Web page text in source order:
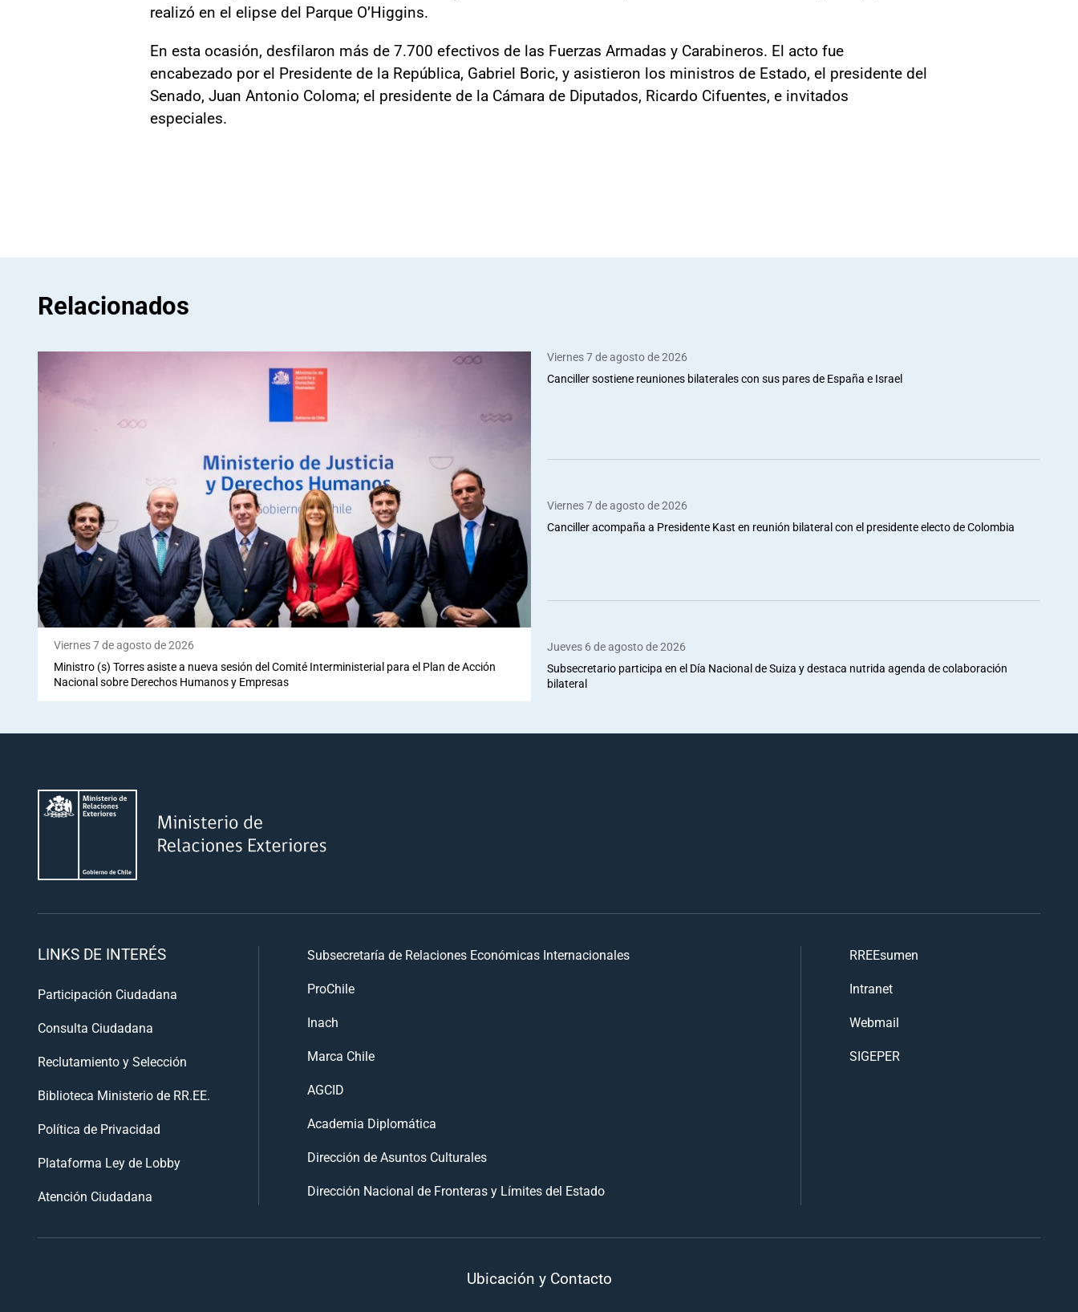
realizó en el elipse del Parque O’Higgins.
En esta ocasión, desfilaron más de 7.700 efectivos de las Fuerzas Armadas y Carabineros. El acto fue
encabezado por el Presidente de la República, Gabriel Boric, y asistieron los ministros de Estado, el presidente del
Senado, Juan Antonio Coloma; el presidente de la Cámara de Diputados, Ricardo Cifuentes, e invitados
especiales.
Relacionados
Viernes 7 de agosto de 2026
Ministro (s) Torres asiste a nueva sesión del Comité Interministerial para el Plan de Acción
Nacional sobre Derechos Humanos y Empresas
Viernes 7 de agosto de 2026
Canciller sostiene reuniones bilaterales con sus pares de España e Israel
Viernes 7 de agosto de 2026
Canciller acompaña a Presidente Kast en reunión bilateral con el presidente electo de Colombia
Jueves 6 de agosto de 2026
Subsecretario participa en el Día Nacional de Suiza y destaca nutrida agenda de colaboración
bilateral
LINKS DE INTERÉS
Participación Ciudadana
Consulta Ciudadana
Reclutamiento y Selección
Biblioteca Ministerio de RR.EE.
Política de Privacidad
Plataforma Ley de Lobby
Atención Ciudadana
Subsecretaría de Relaciones Económicas Internacionales
ProChile
Inach
Marca Chile
AGCID
Academia Diplomática
Dirección de Asuntos Culturales
Dirección Nacional de Fronteras y Límites del Estado
RREEsumen
Intranet
Webmail
SIGEPER
Ubicación y Contacto